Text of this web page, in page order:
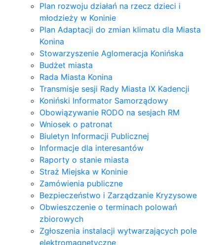
Plan rozwoju działań na rzecz dzieci i
młodzieży w Koninie
Plan Adaptacji do zmian klimatu dla Miasta
Konina
Stowarzyszenie Aglomeracja Konińska
Budżet miasta
Rada Miasta Konina
Transmisje sesji Rady Miasta IX Kadencji
Koniński Informator Samorządowy
Obowiązywanie RODO na sesjach RM
Wniosek o patronat
Biuletyn Informacji Publicznej
Informacje dla interesantów
Raporty o stanie miasta
Straż Miejska w Koninie
Zamówienia publiczne
Bezpieczeństwo i Zarządzanie Kryzysowe
Obwieszczenie o terminach polowań
zbiorowych
Zgłoszenia instalacji wytwarzających pole
elektromagnetyczne